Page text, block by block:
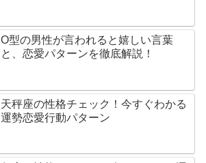
O型の男性が言われると嬉しい言葉
と、恋愛パターンを徹底解説！
天秤座の性格チェック！今すぐわかる
運勢恋愛行動パターン